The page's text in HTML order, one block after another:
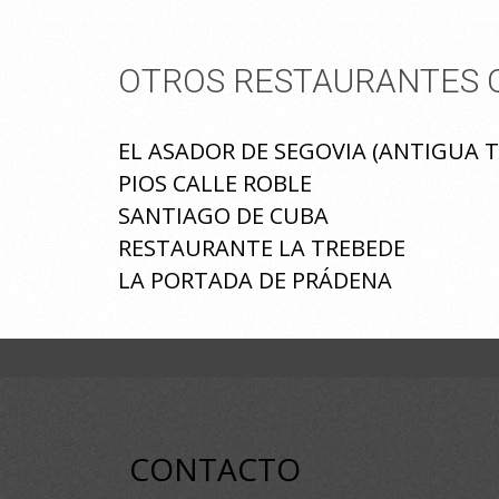
OTROS RESTAURANTES
EL ASADOR DE SEGOVIA (ANTIGUA
PIOS CALLE ROBLE
SANTIAGO DE CUBA
RESTAURANTE LA TREBEDE
LA PORTADA DE PRÁDENA
CONTACTO